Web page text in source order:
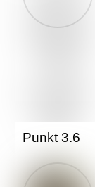
Punkt 3.6